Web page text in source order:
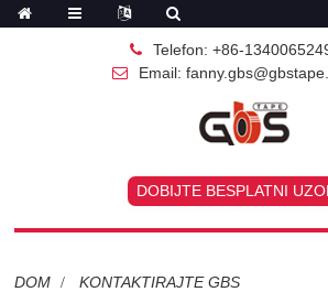
Telefon: +86-
Email:
DOBIJTE BESPLATNI
DOM KONTAKTIRAJTE GBS